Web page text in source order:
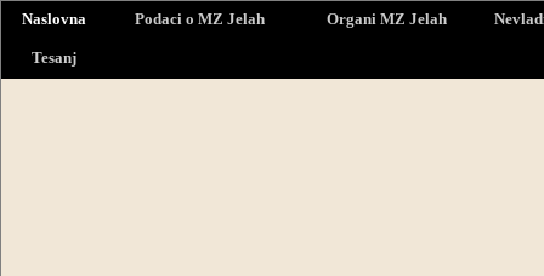
Naslovna Podaci o MZ Jelah Organi MZ Jelah
Tesanj